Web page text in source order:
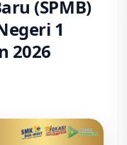
(SPMB)
1
2026